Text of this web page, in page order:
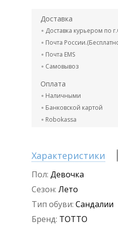
Доставка
Доставка курьером по
Почта
Почта EMS
Самовывоз
Оплата
Наличными
Банковской картой
Robokassa
Характеристики
Пол: Девочка
Сезон: Лето
Тип обуви: Сандалии
Бренд: ТОТТО